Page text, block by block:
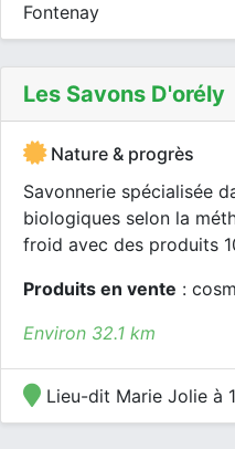
Fontenay
Les Savons D'orély
Nature & progrès
Savonnerie spécialisée
biologiques selon la
froid avec des produits
Produits en vente :
Environ 32.1 km
Lieu-dit Marie Jolie à